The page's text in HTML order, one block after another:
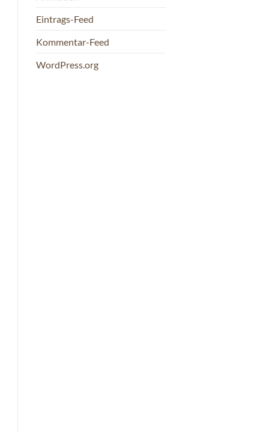
Eintrags-Feed
Kommentar-Feed
WordPress.org